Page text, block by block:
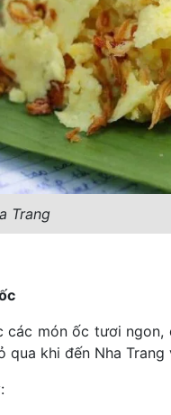
Trang
các món ốc tươi ngon,
qua khi đến Nha Trang